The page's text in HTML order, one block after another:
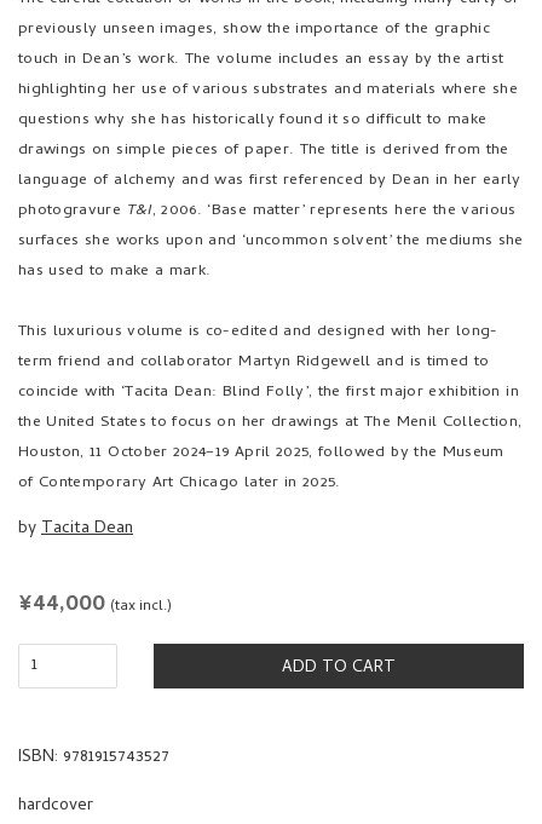
previously unseen images, show the importance of the graphic
touch in Dean’s work. The volume includes an essay by the artist
highlighting her use of various substrates and materials where she
questions why she has historically found it so difficult to make
drawings on simple pieces of paper. The title is derived from the
language of alchemy and was first referenced by Dean in her early
photogravure
, 2006. ‘Base matter’ represents here the various
surfaces she works upon and ‘uncommon solvent’ the mediums she
has used to make a mark.
term friend and collaborator Martyn Ridgewell and is timed to
coincide with ‘Tacita Dean: Blind Folly’, the first major exhibition in
the United States to focus on her drawings at The Menil Collection,
Houston, 11 October 2024–19 April 2025, followed by the Museum
of Contemporary Art Chicago later in 2025.
by Tacita Dean
PRICE
¥44,000
ADD TO CART
ISBN: 9781915743527
hardcover